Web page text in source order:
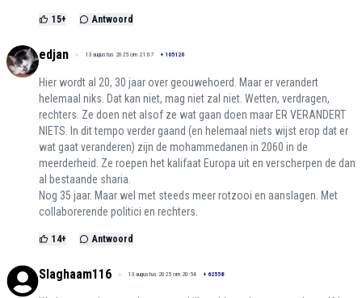
15+ Antwoord
edjan 13 augustus 2025 om 21:07 + 105120
Hier wordt al 20, 30 jaar over geouwehoerd. Maar er verandert
helemaal niks. Dat kan niet, mag niet zal niet. Wetten, verdragen,
rechters. Ze doen net alsof ze wat gaan doen maar ER VERANDERT
NIETS. In dit tempo verder gaand (en helemaal niets wijst erop dat er
wat gaat veranderen) zijn de mohammedanen in 2060 in de
meerderheid. Ze roepen het kalifaat Europa uit en verscherpen de dan
al bestaande sharia.
Nog 35 jaar. Maar wel met steeds meer rotzooi en aanslagen. Met
collaborerende politici en rechters.
14+ Antwoord
Slaghaam116 13 augustus 2025 om 20:54 + 62558